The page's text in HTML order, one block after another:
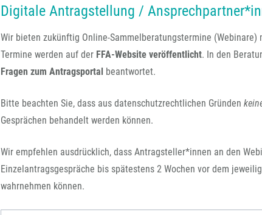
Digitale Antragstellung /
Wir bieten zukünftig Online-Sammelberatungstermine
Termine werden auf der FFA-Website veröffentlicht. In den
Fragen zum Antragsportal beantwortet.
Bitte beachten Sie, dass aus datenschutzrechtlichen Gründen
Gesprächen behandelt werden können.
Wir empfehlen ausdrücklich, dass Antragsteller*innen an den
Einzelantragsgespräche bis spätestens 2 Wochen vor dem
wahrnehmen können.